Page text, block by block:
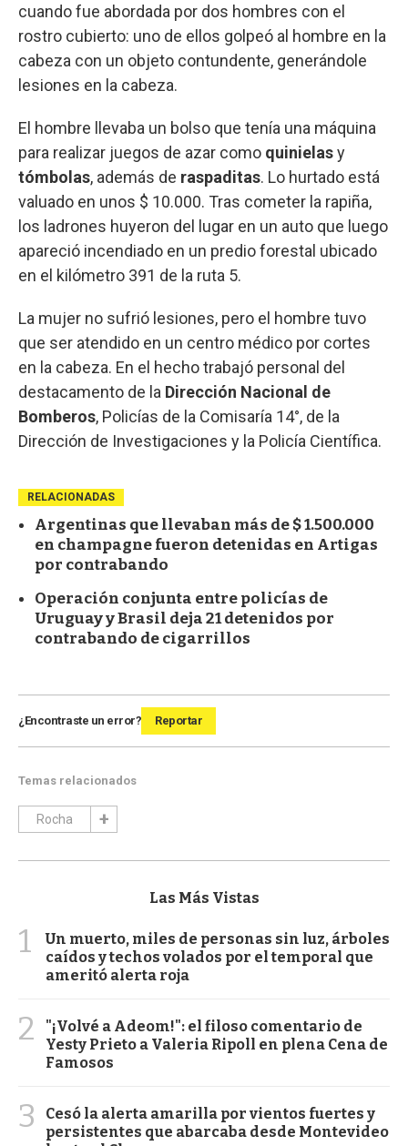
cuando fue abordada por dos hombres con el
rostro cubierto: uno de ellos golpeó al hombre en la
cabeza con un objeto contundente, generándole
lesiones en la cabeza.
El hombre llevaba un bolso que tenía una máquina
para realizar juegos de azar como quinielasy
tómbolas, además de raspaditas. Lo hurtado está
valuado en unos $ 10.000. Tras cometer la rapiña,
los ladrones huyeron del lugar en un auto que luego
apareció incendiado en un predio forestal ubicado
en el kilómetro 391 de la ruta 5.
La mujer no sufrió lesiones, pero el hombre tuvo
que ser atendido en un centro médico por cortes
en la cabeza. En el hecho trabajó personal del
destacamento de la Dirección Nacional de
Bomberos, Policías de la Comisaría 14°, de la
Dirección de Investigaciones y la Policía Científica.
RELACIONADAS
Argentinas que llevaban más de $ 1.500.000
en champagne fueron detenidas en Artigas
por contrabando
Operación conjunta entre policías de
Uruguay y Brasil deja 21 detenidos por
contrabando de cigarrillos
¿Encontraste un error? Reportar
Temas relacionados
Rocha
Las Más Vistas
1
Un muerto, miles de personas sin luz, árboles
caídos y techos volados por el temporal que
ameritó alerta roja
2
"¡Volvé a Adeom!": el filoso comentario de
Yesty Prieto a Valeria Ripoll en plena Cena de
Famosos
3
Cesó la alerta amarilla por vientos fuertes y
persistentes que abarcaba desde Montevideo